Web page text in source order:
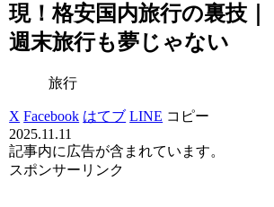
現！格安国内旅行の裏技｜
週末旅行も夢じゃない
旅行
X Facebook はてブ LINE コピー
2025.11.11
記事内に広告が含まれています。
スポンサーリンク